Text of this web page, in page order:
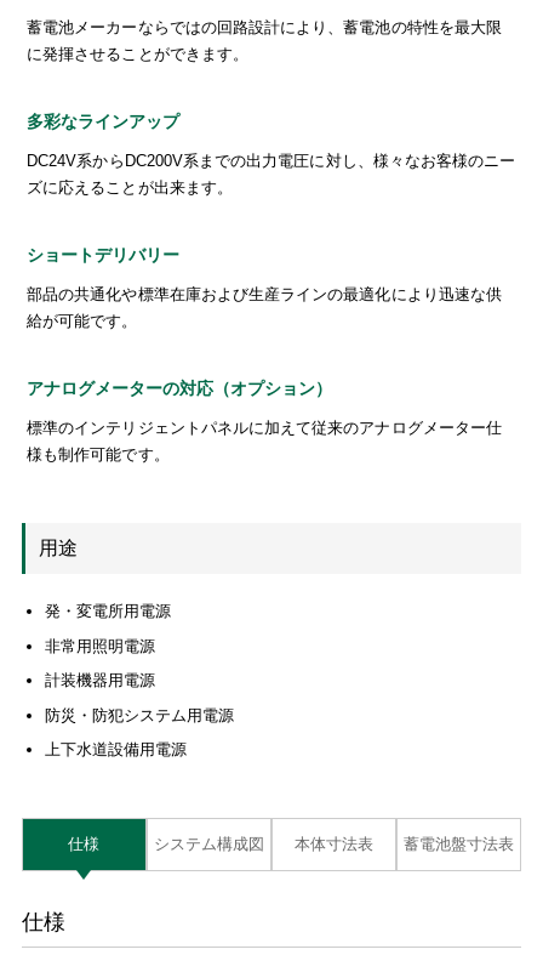
蓄電池メーカーならではの回路設計により、蓄電池の特性を最大限
に発揮させることができます。
多彩なラインアップ
DC24V系からDC200V系までの出力電圧に対し、様々なお客様のニー
ズに応えることが出来ます。
ショートデリバリー
部品の共通化や標準在庫および生産ラインの最適化により迅速な供
給が可能です。
アナログメーターの対応（オプション）
標準のインテリジェントパネルに加えて従来のアナログメーター仕
様も制作可能です。
用途
発・変電所用電源
非常用照明電源
計装機器用電源
防災・防犯システム用電源
上下水道設備用電源
仕様 システム構成図 本体寸法表 蓄電池盤寸法表
仕様